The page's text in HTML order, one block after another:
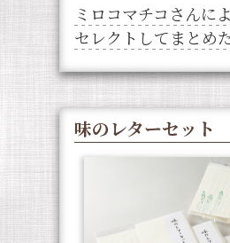
ミロコマチコさんに
セレクトしてまとめ
味のレターセット